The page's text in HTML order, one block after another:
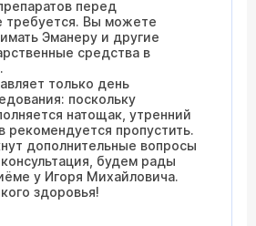
перед
требуется. Вы можете
Эманеру и другие
средства в
только день
поскольку
натощак, утренний
рекомендуется пропустить.
дополнительные вопросы
будем рады
у Игоря Михайловича.
здоровья!